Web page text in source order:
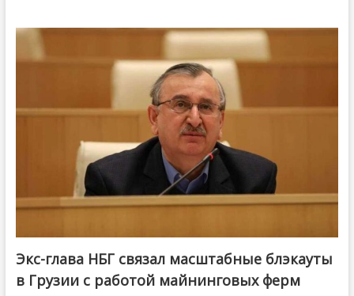
Экс-глава НБГ связал масштабные блэкауты
в Грузии с работой майнинговых ферм